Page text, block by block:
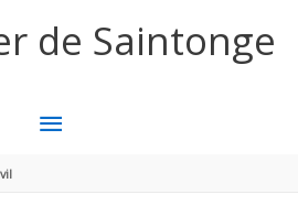
de Saintonge
MENU